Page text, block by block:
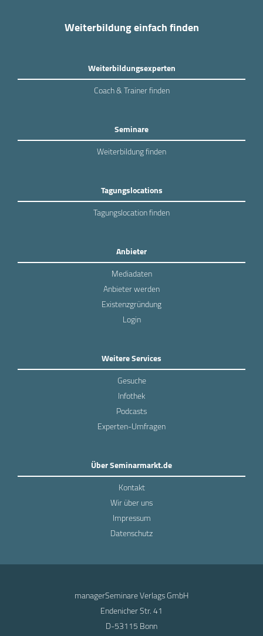
Weiterbildung einfach finden
Weiterbildungsexperten
Coach & Trainer finden
Seminare
Weiterbildung finden
Tagungslocations
Tagungslocation finden
Anbieter
Mediadaten
Anbieter werden
Existenzgründung
Login
Weitere Services
Gesuche
Infothek
Podcasts
Experten-Umfragen
Über Seminarmarkt.de
Kontakt
Wir über uns
Impressum
Datenschutz
managerSeminare Verlags GmbH
Endenicher Str. 41
D-53115 Bonn